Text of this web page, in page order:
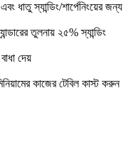
ধাতু স্যান্ডিং/শার্পেনিংয়ের জন্য
তুলনায় ২৫% স্যান্ডিং
দেয়
কাজের টেবিল কাস্ট করুন